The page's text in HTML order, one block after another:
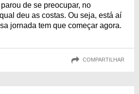
de se preocupar, no
deu as costas. Ou seja, está aí
jornada tem que começar agora.
COMPARTILHAR